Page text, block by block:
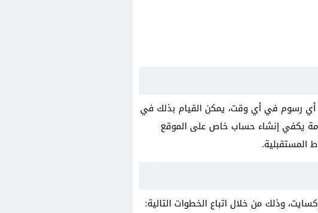
رسوم في أي وقت، يمكن القيام بذلك في
يكفي إنشاء حساب خاص على الموقع
المستقبلية.
وذلك من خلال اتباع الخطوات التالية: